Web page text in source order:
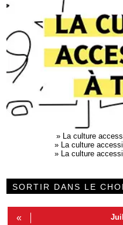
»
La culture
»
La culture
»
La culture
SORTIR DANS LE
«